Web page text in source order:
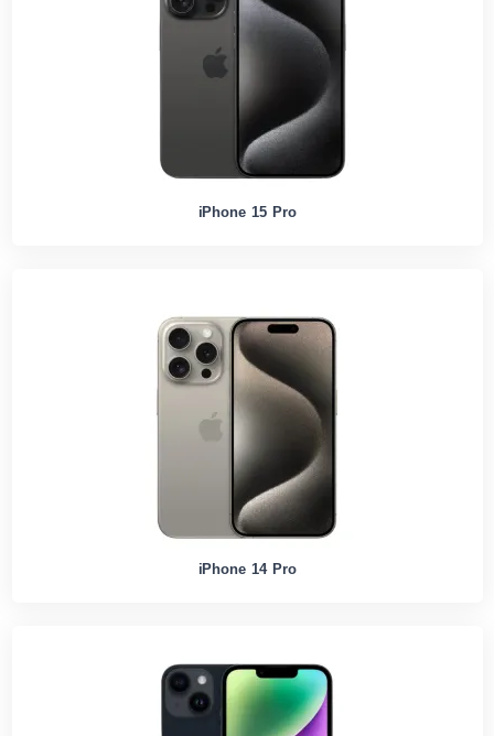
iPhone 15 Pro
iPhone 14 Pro